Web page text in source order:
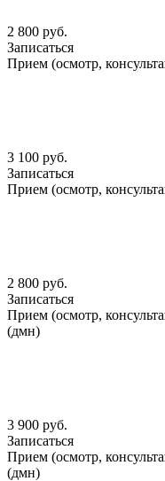
2 800 руб.
Записаться
Прием (осмотр,
3 100 руб.
Записаться
Прием (осмотр,
2 800 руб.
Записаться
Прием (осмотр,
(дмн)
3 900 руб.
Записаться
Прием (осмотр,
(дмн)